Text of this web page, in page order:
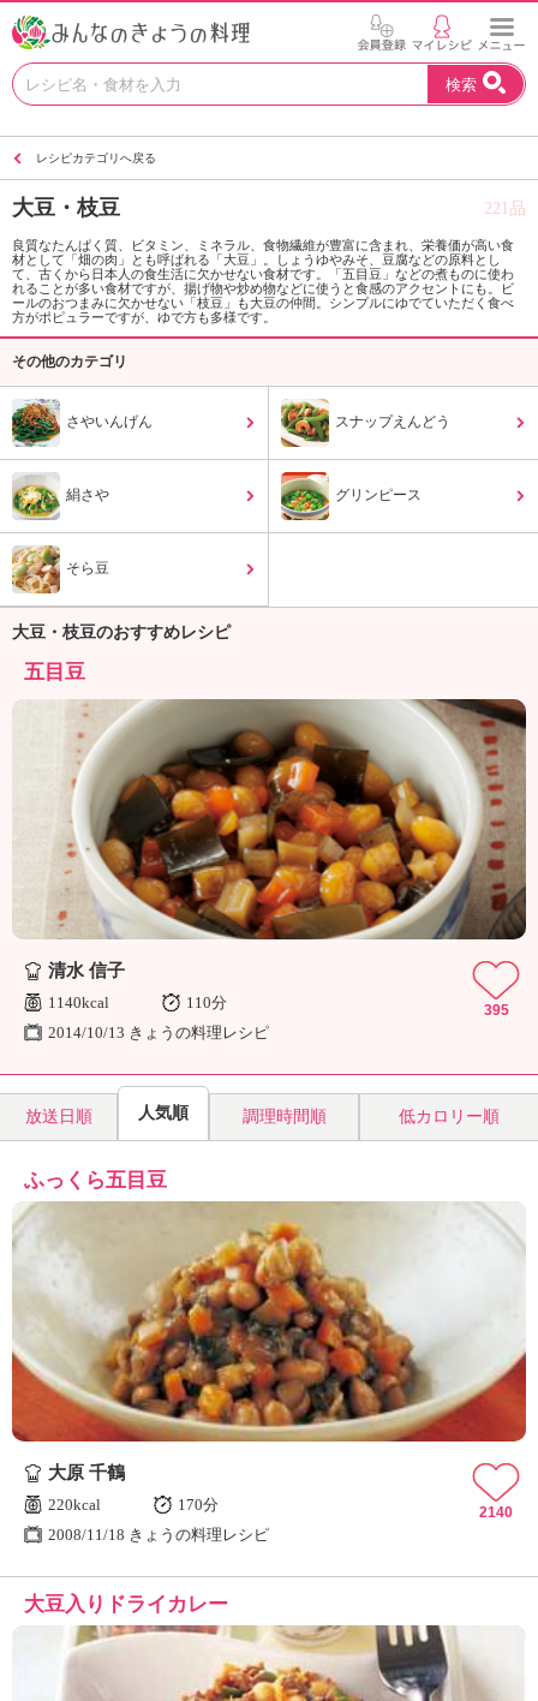
お
い
を
見
つ
け
よ
。
K
エ
ケ
み
ん
な
の
き
ょ
う
の
料
検索
レシピカテゴリへ戻る
大豆・枝豆 221品
良質なたんぱく質、ビタミン、ミネラル、食物繊維が豊富に含まれ、栄養価が高い食
材として「畑の肉」とも呼ばれる「大豆」。しょうゆやみそ、豆腐などの原料とし
て、古くから日本人の食生活に欠かせない食材です。「五目豆」などの煮ものに使わ
れることが多い食材ですが、揚げ物や炒め物などに使うと食感のアクセントにも。ビ
ールのおつまみに欠かせない「枝豆」も大豆の仲間。シンプルにゆでていただく食べ
方がポピュラーですが、ゆで方も多様です。
その他のカテゴリ
さやいんげん スナップえんどう
絹さや グリンピース
そら豆
大豆・枝豆のおすすめレシピ
五目豆
清水 信子
1140kcal
110分
2014/10/13 きょうの料理レシピ
395
放送日順 人気順 調理時間順 低カロリー順
ふっくら五目豆
大原 千鶴
220kcal
170分
2008/11/18 きょうの料理レシピ
2140
大豆入りドライカレー